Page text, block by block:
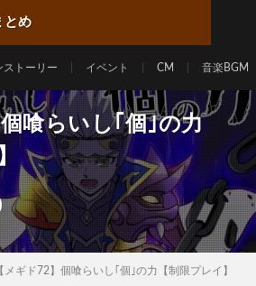
とめ
ストーリー イベント CM 音楽BGM
喰らいし｢個｣の力
【メギド72】個喰らいし｢個｣の力【制限プレイ】